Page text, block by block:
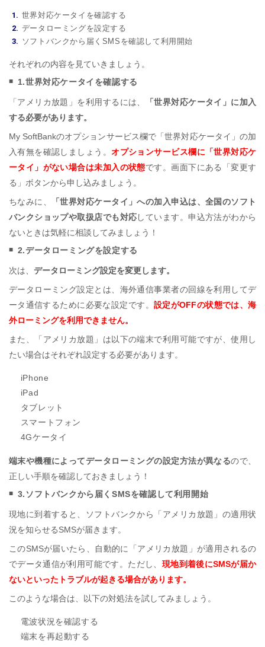
世界対応ケータイを確認する
データローミングを設定する
ソフトバンクから届くSMSを確認して利用開始
それぞれの内容を見ていきましょう。
1.世界対応ケータイを確認する
「アメリカ放題」を利用するには、
「世界対応ケータイ」に加入
する必要があります。
My SoftBankのオプションサービス欄で「世界対応ケータイ」の加
入有無を確認しましょう。オプションサービス欄に「世界対応ケ
ータイ」がない場合は未加入の状態です。画面下にある「変更す
る」ボタンから申し込みましょう。
ちなみに、
「世界対応ケータイ」への加入申込は、全国のソフト
バンクショップや取扱店でも対応しています。申込方法がわから
ないときは気軽に相談してみましょう！
2.データローミングを設定する
次は、 データローミング設定を変更します。
データローミング設定とは、海外通信事業者の回線を利用してデ
ータ通信するために必要な設定です。 設定がOFFの状態では、海
外ローミングを利用できません。
また、「アメリカ放題」は以下の端末で利用可能ですが、使用し
たい場合はそれぞれ設定する必要があります。
iPhone
iPad
タブレット
スマートフォン
4Gケータイ
端末や機種によってデータローミングの設定方法が異なるので、
正しい手順を確認しておきましょう！
3.ソフトバンクから届くSMSを確認して利用開始
現地に到着すると、ソフトバンクから「アメリカ放題」の適用状
況を知らせるSMSが届きます。
このSMSが届いたら、自動的に「アメリカ放題」が適用されるの
でデータ通信が利用可能です。ただし、 現地到着後にSMSが届か
ないといったトラブルが起きる場合があります。
このような場合は、以下の対処法を試してみましょう。
電波状況を確認する
端末を再起動する